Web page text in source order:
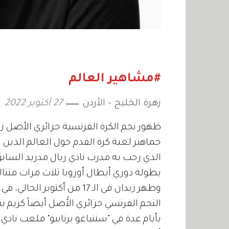
#مشاهير العالم
زهرة الخليج - الأردن 27 أكتوبر 2022
ظهور نجم الكرة الفرنسية جزائري الأصل
جماهير لعبة كرة القدم حول العالم الذين
الذي رحب به مدرب نادي ريال مدريد
بطولة دوري أبطال أوروبا ثلاث مرات
وظهر زيدان في الـ 17 من
النجم الفرنسي جزائري الأًصل أيضاً
بأيام عدة في "سنتياغو برنابيو" ملعب